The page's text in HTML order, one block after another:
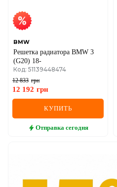
BMW
Решетка радиатора BMW 3
(G20) 18-
Код: 51139448474
12 833 грн
12 192 грн
КУПИТЬ
Отправка сегодня